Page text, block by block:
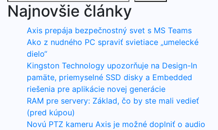
Najnovšie články
Axis prepája bezpečnostný svet s MS Teams
Ako z nudného PC spraviť svietiace „umelecké
dielo“
Kingston Technology upozorňuje na Design-In
pamäte, priemyselné SSD disky a Embedded
riešenia pre aplikácie novej generácie
RAM pre servery: Základ, čo by ste mali vedieť
(pred kúpou)
Novú PTZ kameru Axis je možné doplniť o audio